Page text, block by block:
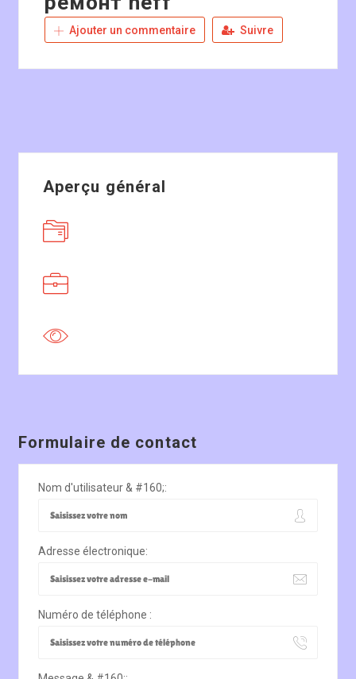
Ajouter un commentaire Suivre
Aperçu général
Formulaire de contact
Nom d'utilisateur & #160;:
Adresse électronique:
Numéro de téléphone :